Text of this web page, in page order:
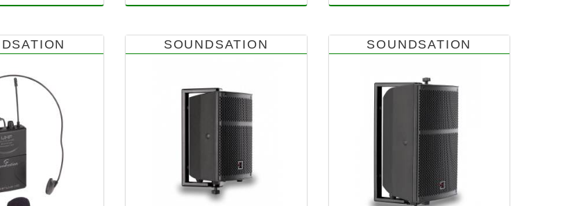
SOUNDSATION SOUNDSATION